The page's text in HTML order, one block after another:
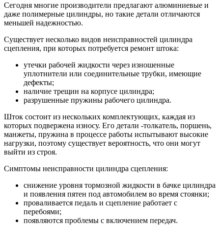
Сегодня многие производители предлагают алюминиевые и
даже полимерные цилиндры, но такие детали отличаются
меньшей надежностью.
Существует несколько видов неисправностей цилиндра
сцепления, при которых потребуется ремонт штока:
утечки рабочей жидкости через изношенные
уплотнители или соединительные трубки, имеющие
дефекты;
наличие трещин на корпусе цилиндра;
разрушенные пружины рабочего цилиндра.
Шток состоит из нескольких комплектующих, каждая из
которых подвержена износу. Его детали -толкатель, поршень,
манжеты, пружина в процессе работы испытывают высокие
нагрузки, поэтому существует вероятность, что они могут
выйти из строя.
Симптомы неисправности цилиндра сцепления:
снижение уровня тормозной жидкости в бачке цилиндра
и появления пятен под автомобилем во время стоянки;
проваливается педаль и сцепление работает с
перебоями;
появляются проблемы с включением передач.